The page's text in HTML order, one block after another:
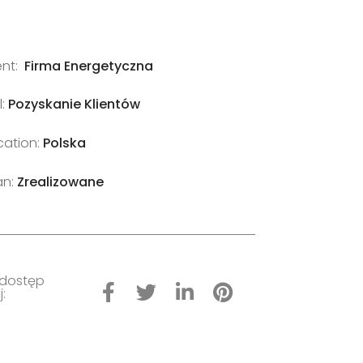
Firma Energetyczna
Pozyskanie Klientów
Polska
Zrealizowane